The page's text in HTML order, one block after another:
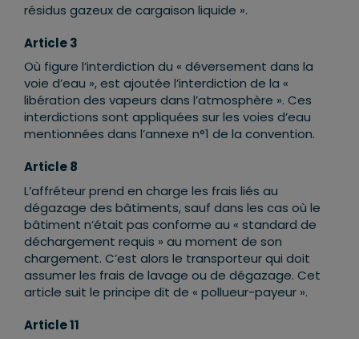
résidus gazeux de cargaison liquide ».
Article 3
Où figure l’interdiction du « déversement dans la
voie d’eau », est ajoutée l’interdiction de la «
libération des vapeurs dans l’atmosphère ». Ces
interdictions sont appliquées sur les voies d’eau
mentionnées dans l’annexe n°1 de la convention.
Article 8
L’affréteur prend en charge les frais liés au
dégazage des bâtiments, sauf dans les cas où le
bâtiment n’était pas conforme au « standard de
déchargement requis » au moment de son
chargement. C’est alors le transporteur qui doit
assumer les frais de lavage ou de dégazage. Cet
article suit le principe dit de « pollueur-payeur ».
Article 11